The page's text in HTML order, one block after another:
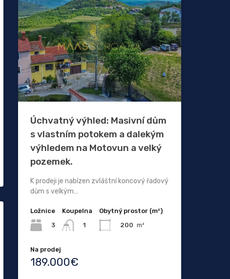
Úchvatný výhled: Masivní dům
s vlastním potokem a dalekým
výhledem na Motovun a velký
pozemek.
K prodeji je nabízen zvláštní koncový řadový
dům s velkým…
Ložnice
3
Koupelna
1
Obytný prostor (m²)
200 m²
Na prodej
189.000€